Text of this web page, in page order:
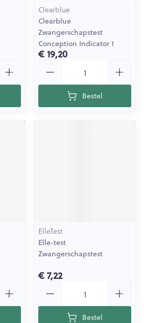
Clearblue
Clearblue
Zwangerschapstest
Conception Indicator 1
€ 19,20
Bestel
ElleTest
Elle-test
Zwangerschapstest
€ 7,22
Bestel